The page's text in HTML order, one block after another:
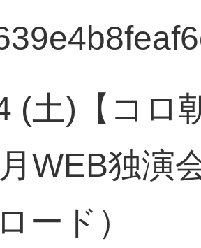
(土)【コロ
WEB独演
ード）